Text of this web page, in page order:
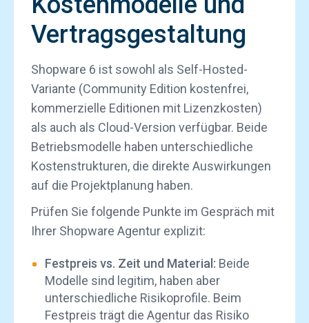
Vertragsgestaltung
Shopware 6 ist sowohl als Self-Hosted-
Variante (Community Edition kostenfrei,
kommerzielle Editionen mit Lizenzkosten)
als auch als Cloud-Version verfügbar. Beide
Betriebsmodelle haben unterschiedliche
Kostenstrukturen, die direkte Auswirkungen
auf die Projektplanung haben.
Prüfen Sie folgende Punkte im Gespräch mit
Ihrer Shopware Agentur explizit:
Festpreis vs. Zeit und Material: Beide
Modelle sind legitim, haben aber
unterschiedliche Risikoprofile. Beim
Festpreis trägt die Agentur das Risiko